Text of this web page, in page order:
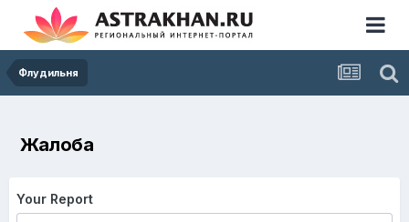
Флудильня
Жалоба
Your Report